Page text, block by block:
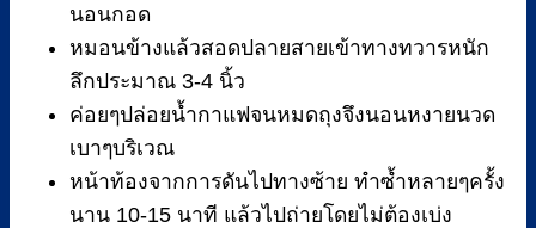
นอนกอด
หมอนข้างแล้วสอดปลายสายเข้าทางทวารหนัก
ลึกประมาณ 3-4 นิ้ว
ค่อยๆปล่อยน้ำกาแฟจนหมดถุงจึงนอนหงายนวด
เบาๆบริเวณ
หน้าท้องจากการดันไปทางซ้าย ทำซ้ำหลายๆครั้ง
นาน 10-15 นาที แล้วไปถ่ายโดยไม่ต้องเบ่ง